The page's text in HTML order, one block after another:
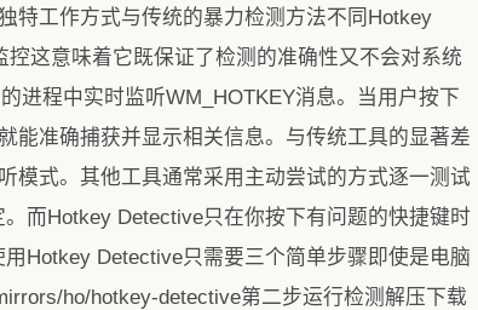
特工作方式与传统的暴力检测方法不同Hotkey
这意味着它既保证了检测的准确性又不会对系统
进程中实时监听WM_HOTKEY消息。当用户按下
能准确捕获并显示相关信息。与传统工具的显著差
模式。其他工具通常采用主动尝试的方式逐一测试
而Hotkey Detective只在你按下有问题的快捷键时
Hotkey Detective只需要三个简单步骤即使是电脑
ho/hotkey-detective第二步运行检测解压下载